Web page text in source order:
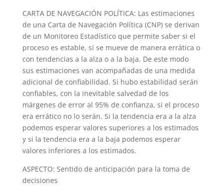
CARTA DE NAVEGACIÓN POLÍTICA: Las estimaciones
de una Carta de Navegación Política (CNP) se derivan
de un Monitoreo Estadístico que permite saber si el
proceso es estable, si se mueve de manera errática o
con tendencias a la alza o a la baja. De este modo
sus estimaciones van acompañadas de una medida
adicional de confiabilidad. Si hubo estabilidad serán
confiables, con la inevitable salvedad de los
márgenes de error al 95% de confianza, si el proceso
era errático no lo serán. Si la tendencia era a la alza
podemos esperar valores superiores a los estimados
y si la tendencia era a la baja podemos esperar
valores inferiores a los estimados.
ASPECTO: Sentido de anticipación para la toma de
decisiones